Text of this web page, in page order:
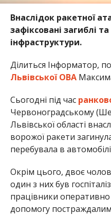
Внаслідок ракетної
зафіксовані загиблі
інфраструктури.
Ділиться Інформатор,
Львівської ОВА
Сьогодні під час
Червоноградському
Львівської області
ворожої ракети
перебувала в
Окрім цього, двоє
один з них був
працівники
допомогу